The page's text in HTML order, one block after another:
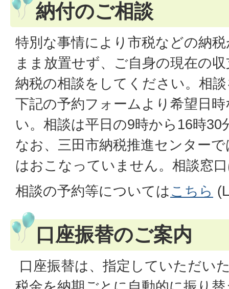
納付のご相談
特別な事情により市税などの納
まま放置せず、ご自身の現在の
納税の相談をしてください。相
下記の予約フォームより希望日
い。相談は平日の9時から16時30
なお、三田市納税推進センター
はおこなっていません。相談窓
相談の予約等についてはこちら
口座振替のご案内
口座振替は、指定していただい